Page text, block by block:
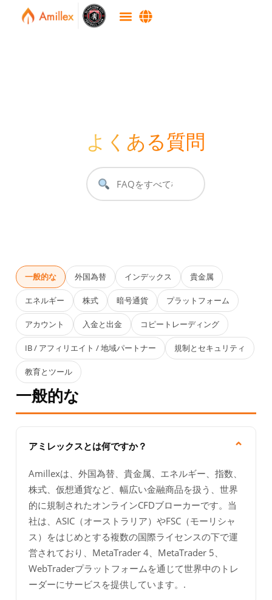
よくある質問
一般的な 外国為替 インデックス 貴金属
エネルギー 株式 暗号通貨 プラットフォーム
アカウント 入金と出金 コピートレーディング
IB / アフィリエイト / 地域パートナー 規制とセキュリティ
教育とツール
一般的な
アミレックスとは何ですか？ ⌄
Amillexは、外国為替、貴金属、エネルギー、指数、
株式、仮想通貨など、幅広い金融商品を扱う、世界
的に規制されたオンラインCFDブローカーです。当
社は、ASIC（オーストラリア）やFSC（モーリシャ
ス）をはじめとする複数の国際ライセンスの下で運
営されており、MetaTrader 4、MetaTrader 5、
WebTraderプラットフォームを通じて世界中のトレ
ーダーにサービスを提供しています。.